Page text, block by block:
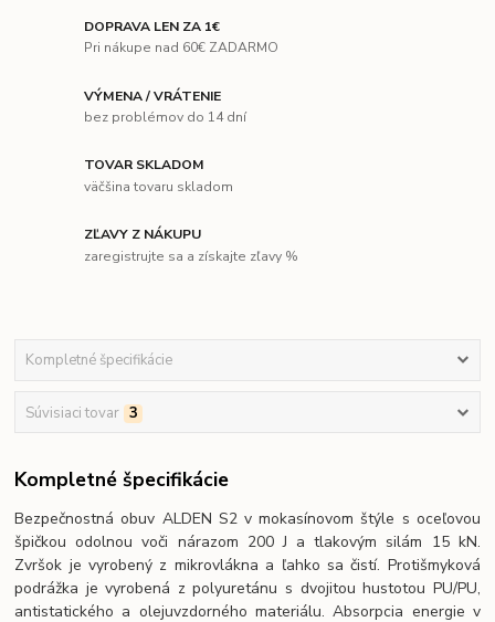
DOPRAVA LEN ZA 1€
Pri nákupe nad 60€ ZADARMO
VÝMENA / VRÁTENIE
bez problémov do 14 dní
TOVAR SKLADOM
väčšina tovaru skladom
ZĽAVY Z NÁKUPU
zaregistrujte sa a získajte zľavy %
Kompletné špecifikácie
Súvisiaci tovar 3
Kompletné špecifikácie
Bezpečnostná obuv ALDEN S2 v mokasínovom štýle s oceľovou
špičkou odolnou voči nárazom 200 J a tlakovým silám 15 kN.
Zvršok je vyrobený z mikrovlákna a ľahko sa čistí. Protišmyková
podrážka je vyrobená z polyuretánu s dvojitou hustotou PU/PU,
antistatického a olejuvzdorného materiálu. Absorpcia energie v